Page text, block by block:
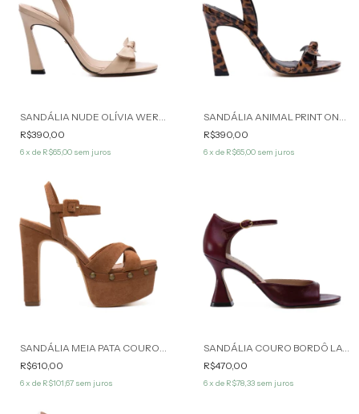
R$390,00
6x de R$65,00 sem juros
R$390,00
6x de R$65,00 sem juros
R$610,00
6x de R$101,67 sem juros
R$470,00
6x de R$78,33 sem juros